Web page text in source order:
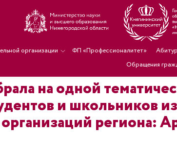
организации ФП «Профессионалитет»
Обращения
на одной
и школьников
региона: